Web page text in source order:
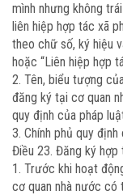
mình nhưng không
liên hiệp hợp tác xã
theo chữ số, ký hiệu
hoặc “Liên hiệp hợp
2. Tên, biểu tượng
đăng ký tại cơ quan
quy định của pháp
3. Chính phủ quy
Điều 23. Đăng ký hợp
1. Trước khi hoạt
cơ quan nhà nước có